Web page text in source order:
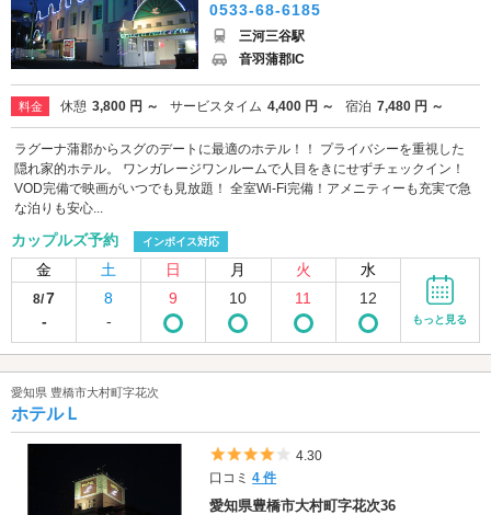
0533-68-6185
三河三谷駅
音羽蒲郡IC
料金 休憩 3,800 円 ～ サービスタイム 4,400 円 ～ 宿泊 7,480 円 ～
ラグーナ蒲郡からスグのデートに最適のホテル！！ プライバシーを重視した
隠れ家的ホテル。 ワンガレージワンルームで人目をきにせずチェックイン！
VOD完備で映画がいつでも見放題！ 全室Wi-Fi完備！アメニティーも充実で急
な泊りも安心...
カップルズ予約 インボイス対応
金 土 日 月 火 水
8/7
-
8
-
9 10 11 12
もっと見る
愛知県 豊橋市大村町字花次
ホテルＬ
5つ星のうち4
4.30
口コミ4 件
愛知県豊橋市大村町字花次36